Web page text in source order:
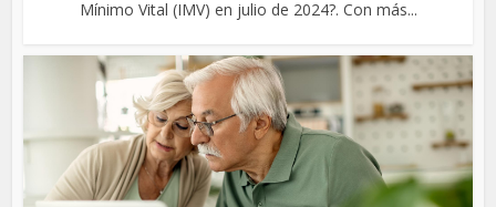
Mínimo Vital (IMV) en julio de 2024?. Con más...